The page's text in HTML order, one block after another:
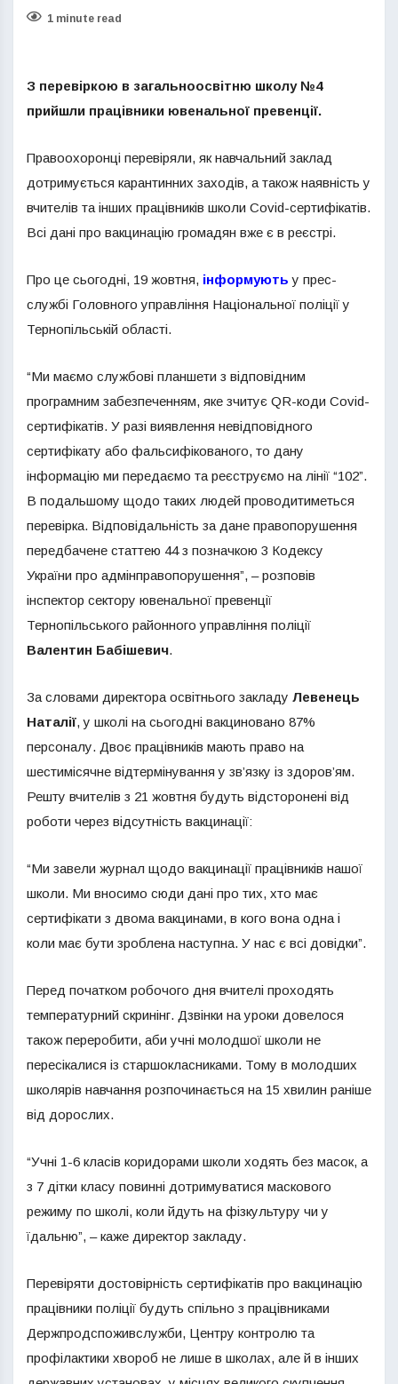
1 minute read
З перевіркою в загальноосвітню школу №4
прийшли працівники ювенальної превенції.
Правоохоронці перевіряли, як навчальний заклад
дотримується карантинних заходів, а також наявність у
вчителів та інших працівників школи Covid-сертифікатів.
Всі дані про вакцинацію громадян вже є в реєстрі.
Про це сьогодні, 19 жовтня, інформують у прес-
службі Головного управління Національної поліції у
Тернопільській області.
“Ми маємо службові планшети з відповідним
програмним забезпеченням, яке зчитує QR-коди Covid-
сертифікатів. У разі виявлення невідповідного
сертифікату або фальсифікованого, то дану
інформацію ми передаємо та реєструємо на лінії “102”.
В подальшому щодо таких людей проводитиметься
перевірка. Відповідальність за дане правопорушення
передбачене статтею 44 з позначкою 3 Кодексу
України про адмінправопорушення”, – розповів
інспектор сектору ювенальної превенції
Тернопільського районного управління поліції
Валентин Бабішевич.
За словами директора освітнього закладу Левенець
Наталії, у школі на сьогодні вакциновано 87%
персоналу. Двоє працівників мають право на
шестимісячне відтермінування у зв’язку із здоров’ям.
Решту вчителів з 21 жовтня будуть відсторонені від
роботи через відсутність вакцинації:
“Ми завели журнал щодо вакцинації працівників нашої
школи. Ми вносимо сюди дані про тих, хто має
сертифікати з двома вакцинами, в кого вона одна і
коли має бути зроблена наступна. У нас є всі довідки”.
Перед початком робочого дня вчителі проходять
температурний скринінг. Дзвінки на уроки довелося
також переробити, аби учні молодшої школи не
пересікалися із старшокласниками. Тому в молодших
школярів навчання розпочинається на 15 хвилин раніше
від дорослих.
“Учні 1-6 класів коридорами школи ходять без масок, а
з 7 дітки класу повинні дотримуватися маскового
режиму по школі, коли йдуть на фізкультуру чи у
їдальню”, – каже директор закладу.
Перевіряти достовірність сертифікатів про вакцинацію
працівники поліції будуть спільно з працівниками
Держпродспоживслужби, Центру контролю та
профілактики хвороб не лише в школах, але й в інших